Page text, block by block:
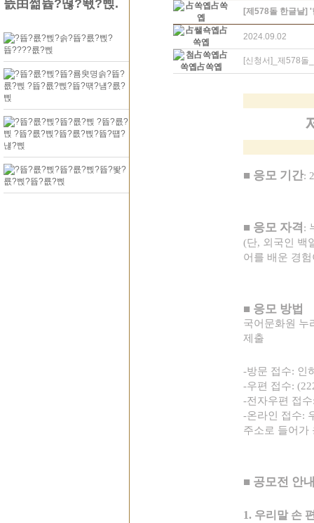
[제578돌 한글날]
2024.09.02
[신청서]_제578돌
■ 응모 기간:
■ 응모 자격 :
(단, 외국인 백
어를 배운 경
■ 응모 방법
국어문화원 누
제출
-방문 접수: 인
-우편 접수:
-전자우편 접수
-온라인 접수:
주소로 들어가
■ 공모전 안
1. 우리말 손